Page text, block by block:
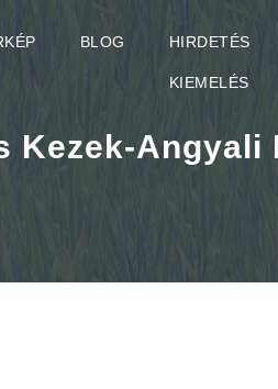
BLOG HIRDETÉS
KIEMELÉS
Kezek-Angyali